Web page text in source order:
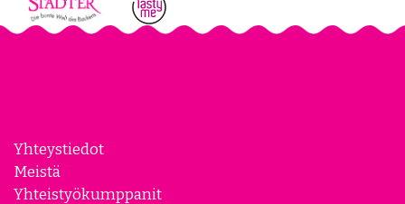
Yhteystiedot
Meistä
Yhteistyökumppanit